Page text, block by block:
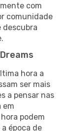
com
comunidade
descubra
hora a
ser mais
a pensar nas
em
podem
época de